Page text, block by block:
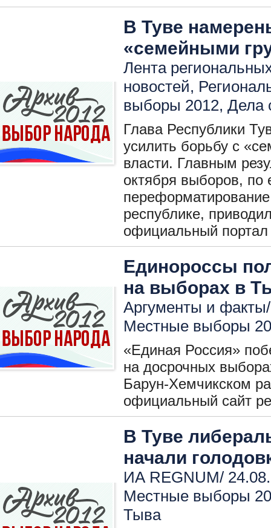
В Туве
«семейными
Лента
новостей,
выборы 2012, Дела
Глава Республики
усилить борьбу с
власти. Главным
октября выборов, по
республике,
официальный портал
Единороссы
на выборах в
Аргументы и
Местные выборы
«Единая Россия»
на досрочных
Барун-Хемчикском
официальный сайт
В Туве
начали
ИА REGNUM/
Местные выборы
Тыва